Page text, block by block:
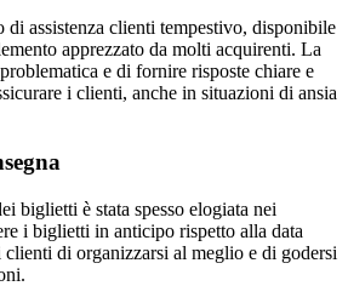
di assistenza clienti tempestivo, disponibile
apprezzato da molti acquirenti. La
e di fornire risposte chiare e
i clienti, anche in situazioni di ansia
biglietti è stata spesso elogiata nei
i biglietti in anticipo rispetto alla data
clienti di organizzarsi al meglio e di godersi